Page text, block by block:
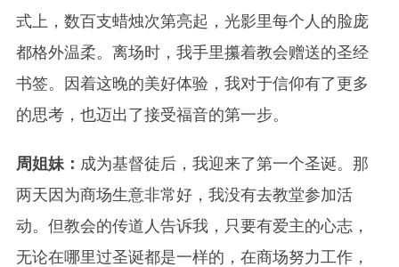
式上，数百支蜡烛次第亮起，光影里每个人的脸庞
都格外温柔。离场时，我手里攥着教会赠送的圣经
书签。因着这晚的美好体验，我对于信仰有了更多
的思考，也迈出了接受福音的第一步。
周姐妹： 成为基督徒后，我迎来了第一个圣诞。那
两天因为商场生意非常好，我没有去教堂参加活
动。但教会的传道人告诉我，只要有爱主的心志，
无论在哪里过圣诞都是一样的，在商场努力工作，